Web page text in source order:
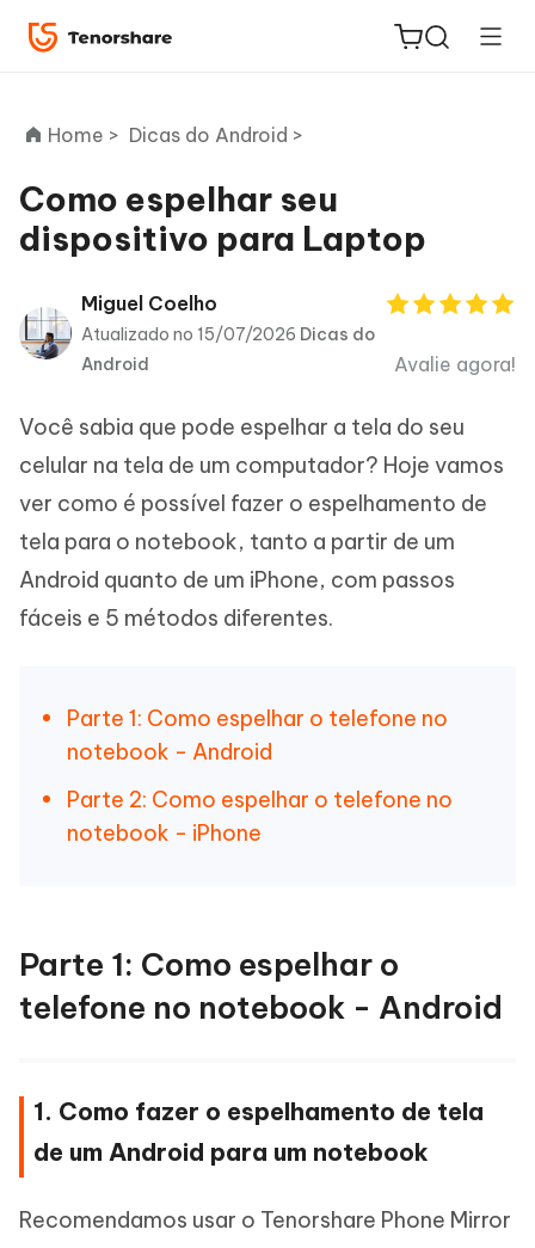
ReiBoot
PDNob
PDF
iAnyGo
Home > Dicas do Android >
Como espelhar seu
dispositivo para Laptop
Miguel Coelho
Atualizado no 15/07/2026 Dicas do
Android
Avalie agora!
Você sabia que pode espelhar a tela do seu
celular na tela de um computador? Hoje vamos
ver como é possível fazer o espelhamento de
tela para o notebook, tanto a partir de um
Android quanto de um iPhone, com passos
fáceis e 5 métodos diferentes.
Parte 1: Como espelhar o telefone no
notebook - Android
Parte 2: Como espelhar o telefone no
notebook - iPhone
Parte 1: Como espelhar o
telefone no notebook - Android
1. Como fazer o espelhamento de tela
de um Android para um notebook
Recomendamos usar o Tenorshare Phone Mirror